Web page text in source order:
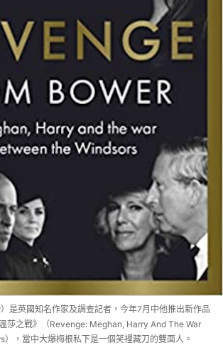
是英國知名作家及調查記者，今年7月中他推出新作品
莎之戰》（Revenge: Meghan, Harry And The War
，當中大爆梅根私下是一個笑裡藏刀的雙面人。